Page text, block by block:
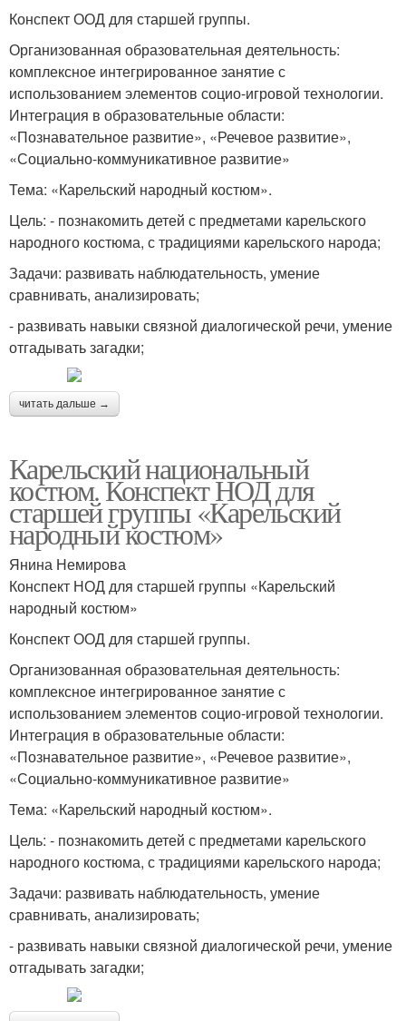
Конспект ООД для старшей группы.
Организованная образовательная деятельность:
комплексное интегрированное занятие с
использованием элементов социо-игровой технологии.
Интеграция в образовательные области:
«Познавательное развитие», «Речевое развитие»,
«Социально-коммуникативное развитие»
Тема: «Карельский народный костюм».
Цель: - познакомить детей с предметами карельского
народного костюма, с традициями карельского народа;
Задачи: развивать наблюдательность, умение
сравнивать, анализировать;
- развивать навыки связной диалогической речи, умение
отгадывать загадки;
читать дальше →
Карельский национальный
костюм. Конспект НОД для
старшей группы «Карельский
народный костюм»
Янина Немирова
Конспект НОД для старшей группы «Карельский
народный костюм»
Конспект ООД для старшей группы.
Организованная образовательная деятельность:
комплексное интегрированное занятие с
использованием элементов социо-игровой технологии.
Интеграция в образовательные области:
«Познавательное развитие», «Речевое развитие»,
«Социально-коммуникативное развитие»
Тема: «Карельский народный костюм».
Цель: - познакомить детей с предметами карельского
народного костюма, с традициями карельского народа;
Задачи: развивать наблюдательность, умение
сравнивать, анализировать;
- развивать навыки связной диалогической речи, умение
отгадывать загадки;